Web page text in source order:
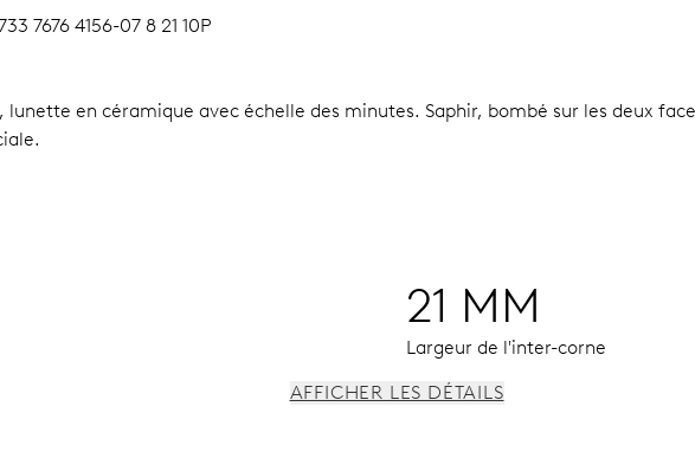
7676 4156-07 8 21 10P
en céramique avec échelle des minutes. Saphir, bombé sur les deux
21 MM
Largeur de l'inter-corne
AFFICHER LES DÉTAILS